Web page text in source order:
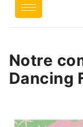
Notre
Dancing